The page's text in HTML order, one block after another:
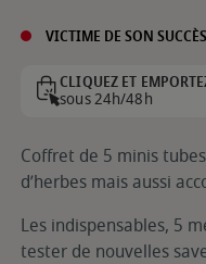
VICTIME DE SON SUCCÈS
CLIQUEZ ET
sous 24h/48h
Coffret de 5 minis
d’herbes mais aussi
Les indispensables, 5
tester de nouvelles